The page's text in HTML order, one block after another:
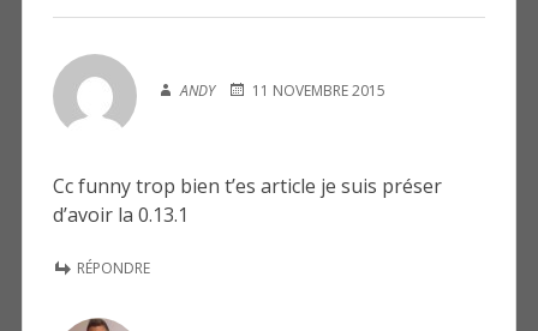
ANDY 11 NOVEMBRE 2015
Cc funny trop bien t’es article je suis préser
d’avoir la 0.13.1
RÉPONDRE